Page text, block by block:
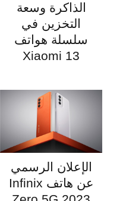
الذاكرة وسعة
التخزين في
سلسلة هواتف
Xiaomi 13
الإعلان الرسمي
عن هاتف Infinix